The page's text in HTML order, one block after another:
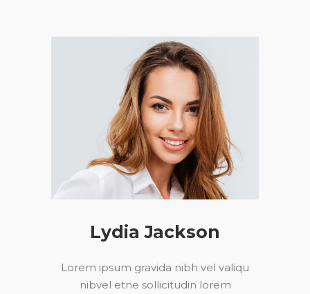
Lydia Jackson
Lorem ipsum gravida nibh vel valiqu
nibvel etne sollicitudin lorem